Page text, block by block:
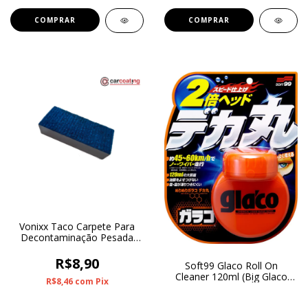
Vonixx Taco Carpete Para
Decontaminação Pesada
R$8,90
R$8,46 com Pix
Soft99 Glaco Roll On
Cleaner 120ml (Big Glaco